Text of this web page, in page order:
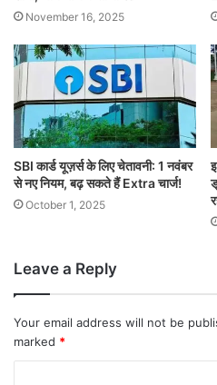
November 16, 2025
SBI कार्ड यूज़र्स के लिए चेतावनी: 1 नवंबर
से नए नियम, बढ़ सकते हैं Extra चार्ज!
October 1, 2025
Leave a Reply
Your email address will not be
marked *